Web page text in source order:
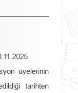
üyelerinin
tarihten